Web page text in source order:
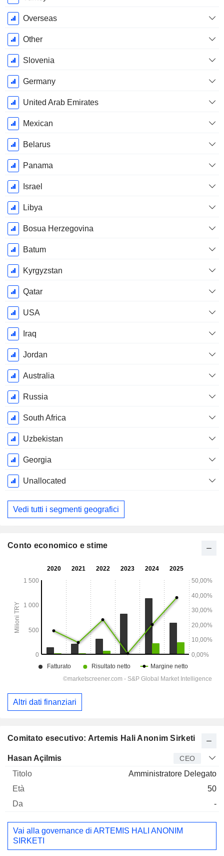
Fiscale:
Dicembre
Overseas
Other
Slovenia
Germany
United Arab Emirates
Mexican
Belarus
Panama
Israel
Libya
Bosua Herzegovina
Batum
Kyrgyzstan
Qatar
USA
Iraq
Jordan
Australia
Russia
South Africa
Uzbekistan
Georgia
Unallocated
Vedi tutti i segmenti geografici
Comitato esecutivo: Artemis Hali Anonim Sirketi
Manager Titolo
Hasan Açilmis CEO
Amministratore Delegato
50
-
Vai alla governance di ARTEMIS HALI ANONIM
SIRKETI
Conto economico e stime
Altri dati finanziari